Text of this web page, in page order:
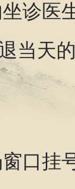
诊医
当天的
口挂